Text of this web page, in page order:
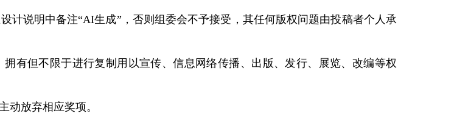
计说明中备注“AI生成”，否则组委会不予接受，其任何版权问题由投稿者个人承
有但不限于进行复制用以宣传、信息网络传播、出版、发行、展览、改编等权
动放弃相应奖项。